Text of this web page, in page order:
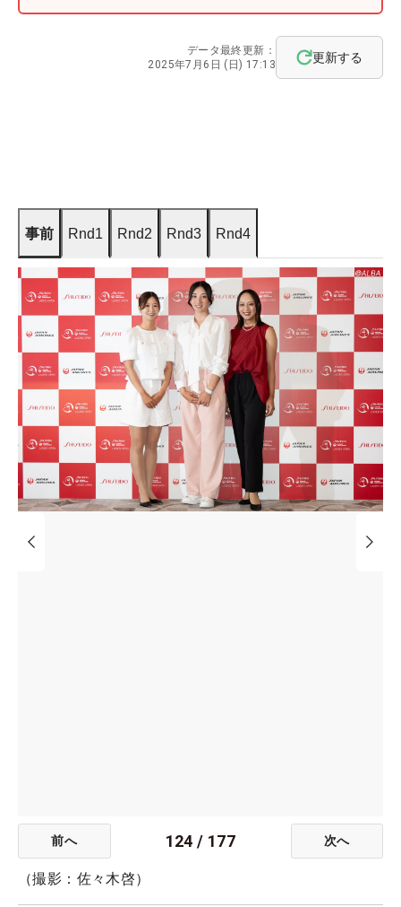
データ最終更新：
2025年7月6日 (日) 17:13
更新する
事前 Rnd1 Rnd2 Rnd3 Rnd4
前へ 124 / 177 次へ
（撮影：佐々木啓）